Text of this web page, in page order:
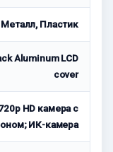
Металл, Пластик
Aluminum LCD
cover
HD камера с
ИК-камера